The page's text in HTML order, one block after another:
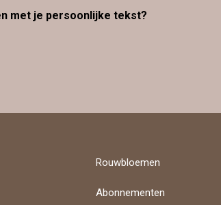
met je persoonlijke tekst?
Rouwbloemen
Abonnementen